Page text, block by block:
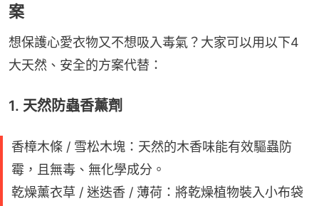
案
想保護心愛衣物又不想吸入毒氣？大家可以用以下4
大天然、安全的方案代替：
1. 天然防蟲香薰劑
香樟木條 / 雪松木塊：天然的木香味能有效驅蟲防
霉，且無毒、無化學成分。
乾燥薰衣草 / 迷迭香 / 薄荷：將乾燥植物裝入小布袋